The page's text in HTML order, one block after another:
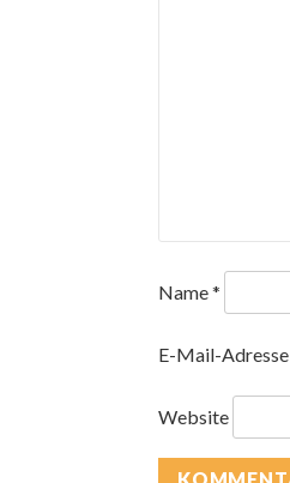
Name*
E-Mail-Adresse
Website